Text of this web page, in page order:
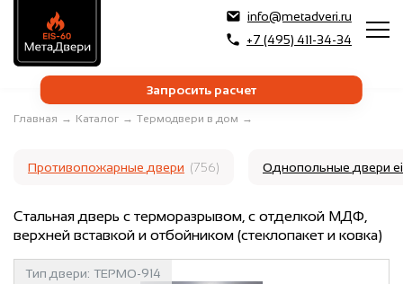
info@metadveri.ru
+7 (495) 411-34-34
Запросить расчет
Главная → Каталог → Термодвери в дом →
Противопожарные двери (756) Однопольные двери
Стальная дверь с терморазрывом, с отделкой МДФ,
верхней вставкой и отбойником (стеклопакет и ковка)
Тип двери: ТЕРМО-914